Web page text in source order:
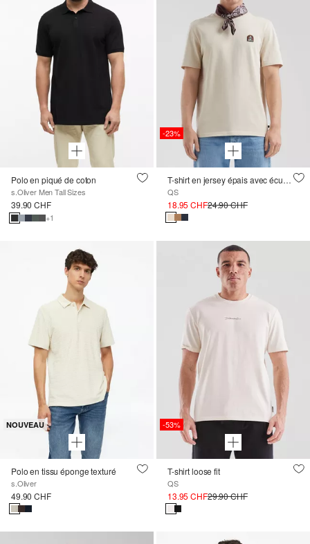
Polo en piqué de coton
s.Oliver Men Tall Sizes
39.90 CHF
+1
-23%
T-shirt en jersey épais avec écusson brodé
QS
18.95 CHF24.90 CHF
NOUVEAU
Polo en tissu éponge texturé
s.Oliver
49.90 CHF
-53%
T-shirt loose fit
QS
13.95 CHF29.90 CHF